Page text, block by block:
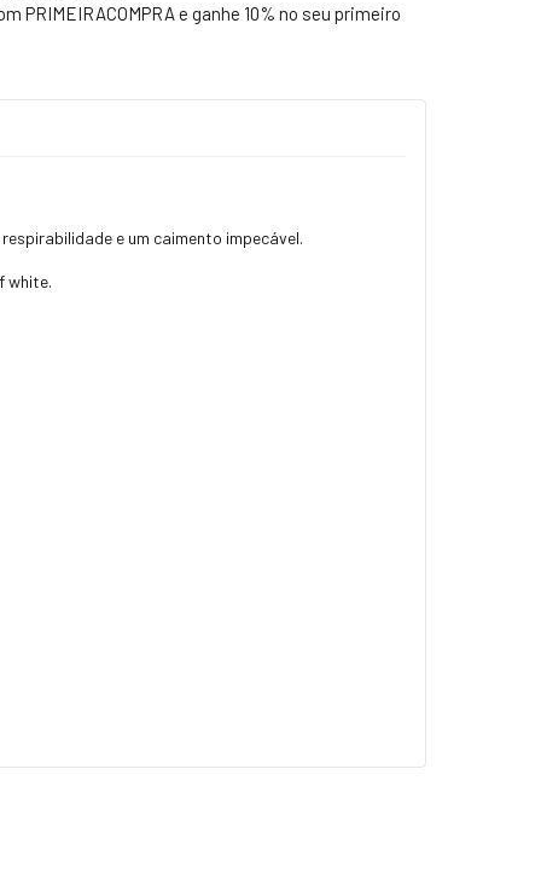
PRIMEIRACOMPRA e ganhe 10% no seu primeiro
e um caimento impecável.
white.